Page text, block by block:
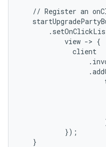
// Register an
.
view -> {
client
.
.
});
}